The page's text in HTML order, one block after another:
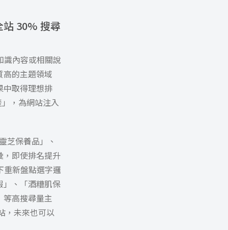
30% 搜尋
識內容或相關說
高的主題領域
中取得理想排
，為網站注入
芝保養品」、
，即使排名提升
重新盤點選字邏
」、「酒糟肌保
高搜尋量主
，未來也可以